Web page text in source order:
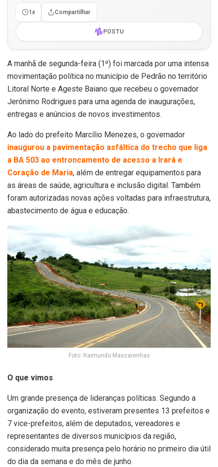
1x Compartilhar
POSTU
A manhã de segunda-feira (1º) foi marcada por uma intensa
movimentação política no município de Pedrão no território
Litoral Norte e Ageste Baiano que recebeu o governador
Jerônimo Rodrigues para uma agenda de inaugurações,
entregas e anúncios de novos investimentos.
Ao lado do prefeito Marcílio Menezes, o governador
inaugurou a pavimentação asfáltica do trecho que liga
a BA 503 ao entroncamento de acesso a Irará e
Coração de Maria, além de entregar equipamentos para
as áreas de saúde, agricultura e inclusão digital. Também
foram autorizadas novas ações voltadas para infraestrutura,
abastecimento de água e educação.
Foto: Raimundo Mascarenhas
O que vimos
Um grande presença de lideranças políticas. Segundo a
organização do evento, estiveram presentes 13 prefeitos e
7 vice-prefeitos, além de deputados, vereadores e
representantes de diversos municípios da região,
considerado muita presença pelo horário no primeiro dia útil
do dia da semana e do mês de junho.